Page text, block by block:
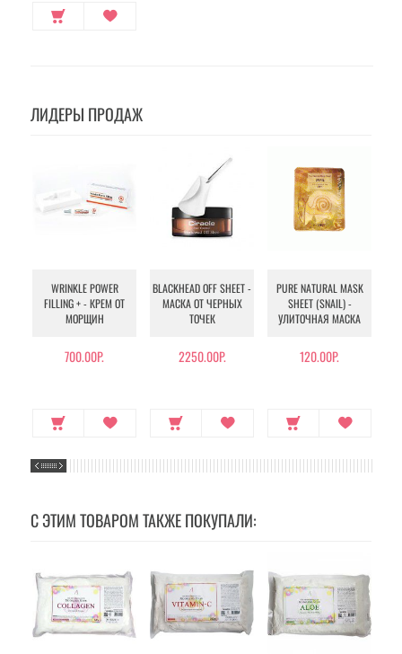
ЛИДЕРЫ ПРОДАЖ
WRINKLE POWER
FILLING + - КРЕМ ОТ
МОРЩИН
700.00Р.
BLACKHEAD OFF SHEET -
МАСКА ОТ ЧЕРНЫХ
ТОЧЕК
2250.00Р.
PURE NATURAL MASK
SHEET (SNAIL) -
УЛИТОЧНАЯ МАСКА
120.00Р.
С ЭТИМ ТОВАРОМ ТАКЖЕ ПОКУПАЛИ: